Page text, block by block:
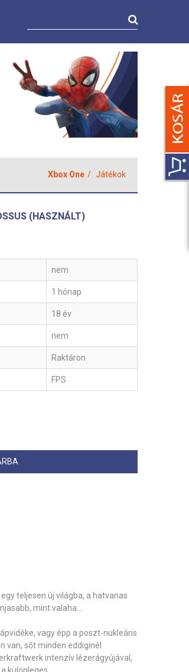
Xbox One Játékok
(HASZNÁLT)
nem
1 hónap
18 év
nem
Raktáron
FPS
egy teljesen új világba, a hatvanas
mint valaha...
, vagy épp a poszt-nukleáris
van, sőt minden eddiginél
intenzív lézerágyújával ,